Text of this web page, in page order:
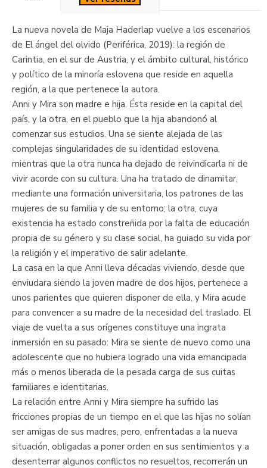
La nueva novela de Maja Haderlap vuelve a los escenarios
de El ángel del olvido (Periférica, 2019): la región de
Carintia, en el sur de Austria, y el ámbito cultural, histórico
y político de la minoría eslovena que reside en aquella
región, a la que pertenece la autora.
Anni y Mira son madre e hija. Ésta reside en la capital del
país, y la otra, en el pueblo que la hija abandonó al
comenzar sus estudios. Una se siente alejada de las
complejas singularidades de su identidad eslovena,
mientras que la otra nunca ha dejado de reivindicarla ni de
vivir acorde con su cultura. Una ha tratado de dinamitar,
mediante una formación universitaria, los patrones de las
mujeres de su familia y de su entorno; la otra, cuya
existencia ha estado constreñida por la falta de educación
propia de su género y su clase social, ha guiado su vida por
la religión y el imperativo de salir adelante.
La casa en la que Anni lleva décadas viviendo, desde que
enviudara siendo la joven madre de dos hijos, pertenece a
unos parientes que quieren disponer de ella, y Mira acude
para convencer a su madre de la necesidad del traslado. El
viaje de vuelta a sus orígenes constituye una ingrata
inmersión en su pasado: Mira se siente de nuevo como una
adolescente que no hubiera logrado una vida emancipada
más o menos liberada de la pesada carga de sus cuitas
familiares e identitarias.
La relación entre Anni y Mira siempre ha sufrido las
fricciones propias de un tiempo en el que las hijas no solían
ser amigas de sus madres, pero, enfrentadas a la nueva
situación, obligadas a poner orden en sus sentimientos y a
desenterrar algunos conflictos no resueltos, recorrerán un